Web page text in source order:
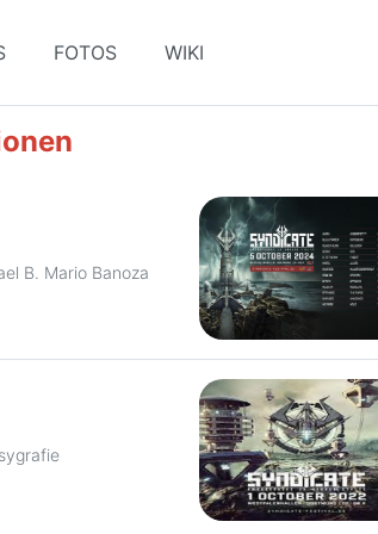
FOTOS WIKI
B. Mario Banoza